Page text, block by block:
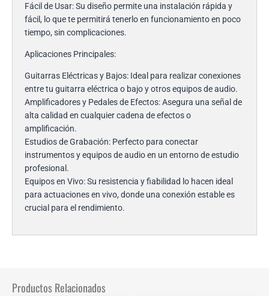
Fácil de Usar: Su diseño permite una instalación rápida y
fácil, lo que te permitirá tenerlo en funcionamiento en poco
tiempo, sin complicaciones.
Aplicaciones Principales:
Guitarras Eléctricas y Bajos: Ideal para realizar conexiones
entre tu guitarra eléctrica o bajo y otros equipos de audio.
Amplificadores y Pedales de Efectos: Asegura una señal de
alta calidad en cualquier cadena de efectos o
amplificación.
Estudios de Grabación: Perfecto para conectar
instrumentos y equipos de audio en un entorno de estudio
profesional.
Equipos en Vivo: Su resistencia y fiabilidad lo hacen ideal
para actuaciones en vivo, donde una conexión estable es
crucial para el rendimiento.
Productos Relacionados